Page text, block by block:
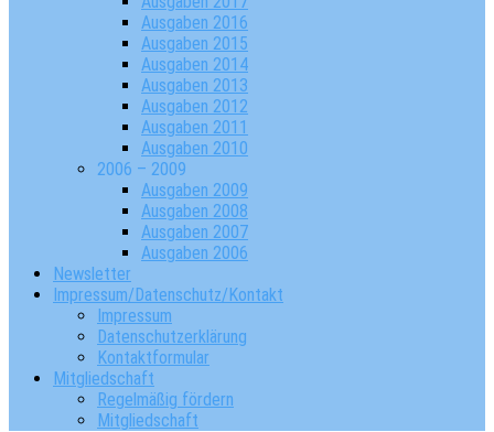
Ausgaben 2016
Ausgaben 2015
Ausgaben 2014
Ausgaben 2013
Ausgaben 2012
Ausgaben 2011
Ausgaben 2010
2006 – 2009
Ausgaben 2009
Ausgaben 2008
Ausgaben 2007
Ausgaben 2006
Newsletter
Impressum/Datenschutz/Kontakt
Impressum
Datenschutzerklärung
Kontaktformular
Mitgliedschaft
Regelmäßig fördern
Mitgliedschaft